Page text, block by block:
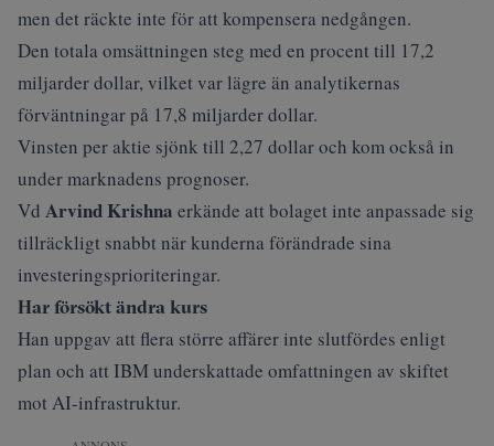
men det räckte inte för att kompensera nedgången.
Den totala omsättningen steg med en procent till 17,2
miljarder dollar, vilket var lägre än analytikernas
förväntningar på 17,8 miljarder dollar.
Vinsten per aktie sjönk till 2,27 dollar och kom också in
under marknadens prognoser.
Vd Arvind Krishna erkände att bolaget inte anpassade sig
tillräckligt snabbt när kunderna förändrade sina
investeringsprioriteringar.
Har försökt ändra kurs
Han uppgav att flera större affärer inte slutfördes enligt
plan och att IBM underskattade omfattningen av skiftet
mot AI-infrastruktur.